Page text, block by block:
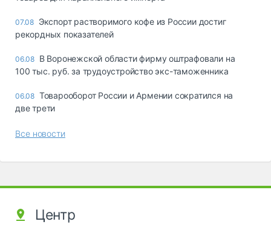
07.08 Экспорт растворимого кофе из России достиг
рекордных показателей
06.08 В Воронежской области фирму оштрафовали на
100 тыс. руб. за трудоустройство экс-таможенника
06.08 Товарооборот России и Армении сократился на
две трети
Все новости
Центр